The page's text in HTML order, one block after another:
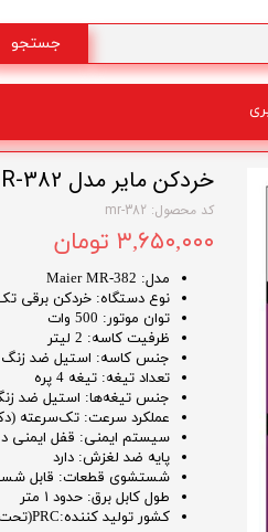
جستجو
خردکن مایر مدل Maier MR-382
کد محصول: mr-382
۳,۶۵۰,۰۰۰ تومان
مدل: Maier MR-382
نوع دستگاه: خردکن برقی
توان موتور: 500 وات
ظرفیت کاسه: 2 لیتر
جنس کاسه: استیل ضد
تعداد تیغه: تیغه 4 پره
جنس تیغه‌ها: استیل ضد
عملکرد سرعت: تک‌سرعته
سیستم ایمنی: قفل ایمنی
پایه ضد لغزش: دارد
شستشوی قطعات: قابل
طول کابل برق: حدود ۱ متر
کشور تولید کننده:PRC(تحت لیسانس آلمان)